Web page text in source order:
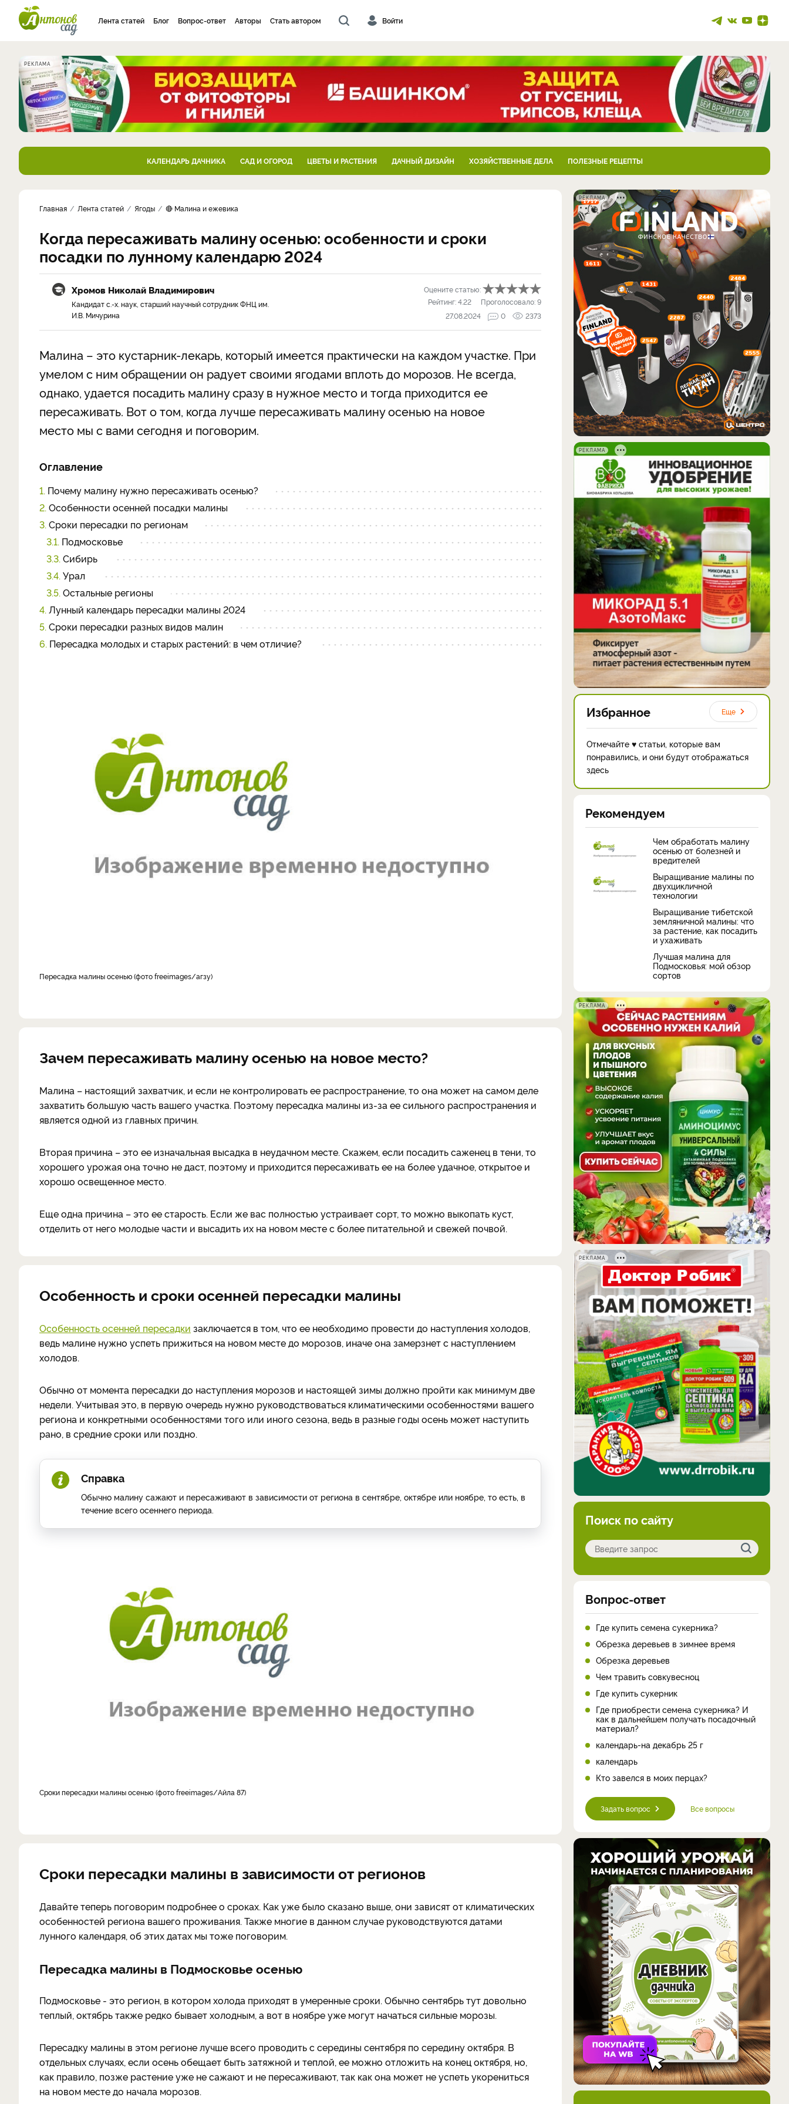
Лента статей Блог Вопрос-ответ Авторы Стать автором Войти
РЕКЛАМА
КАЛЕНДАРЬ ДАЧНИКА САД И ОГОРОД ЦВЕТЫ И РАСТЕНИЯ ДАЧНЫЙ ДИЗАЙН ХОЗЯЙСТВЕННЫЕ ДЕЛА ПОЛЕЗНЫЕ РЕЦЕПТЫ
Главная Лента статей Ягоды 🔴 Малина и ежевика
Когда пересаживать малину осенью: особенности и сроки
посадки по лунному календарю 2024
Хромов Николай Владимирович
Кандидат с.-х. наук, старший научный сотрудник ФНЦ им.
И.В. Мичурина
Оцените статью:
Рейтинг:4.22 Проголосовало:9
27.08.2024
0 2373
Малина – это кустарник-лекарь, который имеется практически на каждом участке. При
умелом с ним обращении он радует своими ягодами вплоть до морозов. Не всегда,
однако, удается посадить малину сразу в нужное место и тогда приходится ее
пересаживать. Вот о том, когда лучше пересаживать малину осенью на новое
место мы с вами сегодня и поговорим.
Оглавление
1. Почему малину нужно пересаживать осенью?
2. Особенности осенней посадки малины
3. Сроки пересадки по регионам
3.1. Подмосковье
3.3. Сибирь
3.4. Урал
3.5. Остальные регионы
4. Лунный календарь пересадки малины 2024
5. Сроки пересадки разных видов малин
6. Пересадка молодых и старых растений: в чем отличие?
Пересадка малины осенью фото freeimages/агзу
Зачем пересаживать малину осенью на новое место?
Малина – настоящий захватчик, и если не контролировать ее распространение, то она может на самом деле
захватить большую часть вашего участка. Поэтому пересадка малины из-за ее сильного распространения и
является одной из главных причин.
Вторая причина – это ее изначальная высадка в неудачном месте. Скажем, если посадить саженец в тени, то
хорошего урожая она точно не даст, поэтому и приходится пересаживать ее на более удачное, открытое и
хорошо освещенное место.
Еще одна причина – это ее старость. Если же вас полностью устраивает сорт, то можно выкопать куст,
отделить от него молодые части и высадить их на новом месте с более питательной и свежей почвой.
Особенность и сроки осенней пересадки малины
Особенность осенней пересадки заключается в том, что ее необходимо провести до наступления холодов,
ведь малине нужно успеть прижиться на новом месте до морозов, иначе она замерзнет с наступлением
холодов.
Обычно от момента пересадки до наступления морозов и настоящей зимы должно пройти как минимум две
недели. Учитывая это, в первую очередь нужно руководствоваться климатическими особенностями вашего
региона и конкретными особенностями того или иного сезона, ведь в разные годы осень может наступить
рано, в средние сроки или поздно.
Справка
Обычно малину сажают и пересаживают в зависимости от региона в сентябре, октябре или ноябре, то есть, в
течение всего осеннего периода.
Сроки пересадки малины осенью (фото freeimages/Айла 87)
Сроки пересадки малины в зависимости от регионов
Давайте теперь поговорим подробнее о сроках. Как уже было сказано выше, они зависят от климатических
особенностей региона вашего проживания. Также многие в данном случае руководствуются датами
лунного календаря, об этих датах мы тоже поговорим.
Пересадка малины в Подмосковье осенью
Подмосковье - это регион, в котором холода приходят в умеренные сроки. Обычно сентябрь тут довольно
теплый, октябрь также редко бывает холодным, а вот в ноябре уже могут начаться сильные морозы.
Пересадку малины в этом регионе лучше всего проводить с середины сентября по середину октября. В
отдельных случаях, если осень обещает быть затяжной и теплой, ее можно отложить на конец октября, но,
как правило, позже растение уже не сажают и не пересаживают, так как она может не успеть укорениться
на новом месте до начала морозов.
РЕКЛАМА
РЕКЛАМА
Избранное Еще
Отмечайте ♥ статьи, которые вам
понравились, и они будут отображаться
здесь
Рекомендуем
Чем обработать малину
осенью от болезней и
вредителей
Выращивание малины по
двухцикличной
технологии
Выращивание тибетской
земляничной малины: что
за растение, как посадить
и ухаживать
Лучшая малина для
Подмосковья: мой обзор
сортов
РЕКЛАМА
РЕКЛАМА
Поиск по сайту
Вопрос-ответ
Где купить семена сукерника?
Обрезка деревьев в зимнее время
Обрезка деревьев
Чем травить совкувесноц
Где купить сукерник
Где приобрести семена сукерника? И
как в дальнейшем получать посадочный
материал?
календарь-на декабрь 25 г
календарь
Кто завелся в моих перцах?
Задать вопрос Все вопросы